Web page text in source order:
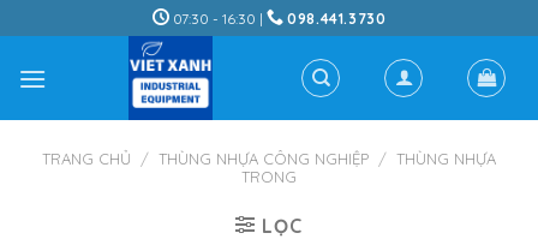
to
content
07:30 - 16:30 | 098.441.3730
TRANG CHỦ / THÙNG NHỰA CÔNG NGHIỆP / THÙNG NHỰA
TRONG
LỌC